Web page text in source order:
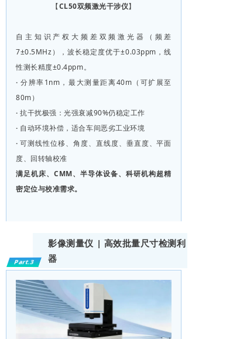
【CL50双频激光干涉仪】
自主知识产权大频差双频激光器（频差
7±0.5MHz），波长稳定度优于±0.03ppm，线
性测长精度±0.4ppm。
· 分辨率1nm，最大测量距离40m（可扩展至
80m）
·抗干扰极强：光强衰减90%仍稳定工作
· 自动环境补偿，适合车间恶劣工业环境
· 可测线性位移、角度、直线度、垂直度、平面
度、回转轴校准
满足机床、CMM、半导体设备、科研机构超精
密定位与校准需求。
Part.3
影像测量仪 | 高效批量尺寸检测利
器